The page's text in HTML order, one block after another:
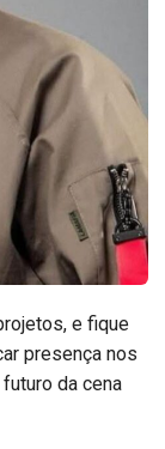
e fique
presença nos
da cena